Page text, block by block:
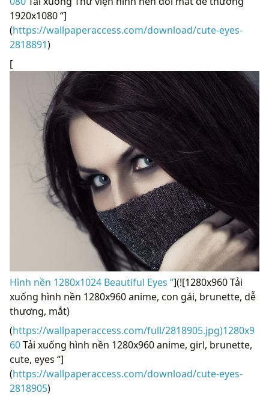
1920x1080 “]
(https://wallpaperaccess.com/download/cute-eyes-
2818891)
[
Hình nền 1280x1024 Beautiful Eyes “](![1280x960 Tải
xuống hình nền 1280x960 anime, con gái, brunette, dễ
thương, mắt)
(https://wallpaperaccess.com/full/2818905.jpg)1280x9
60Tải xuống hình nền 1280x960 anime, girl, brunette,
cute, eyes “]
(https://wallpaperaccess.com/download/cute-eyes-
2818905)